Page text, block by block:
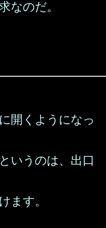
なのだ。
開くようになっ
いうのは、出口
ます。